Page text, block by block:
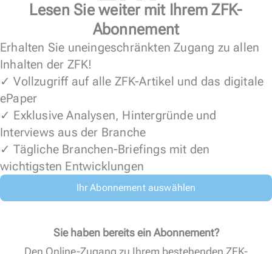
Lesen Sie weiter mit Ihrem ZFK-
Abonnement
Erhalten Sie uneingeschränkten Zugang zu allen
Inhalten der ZFK!
✓ Vollzugriff auf alle ZFK-Artikel und das digitale
ePaper
✓ Exklusive Analysen, Hintergründe und
Interviews aus der Branche
✓ Tägliche Branchen-Briefings mit den
wichtigsten Entwicklungen
Ihr Abonnement auswählen
Sie haben bereits ein Abonnement?